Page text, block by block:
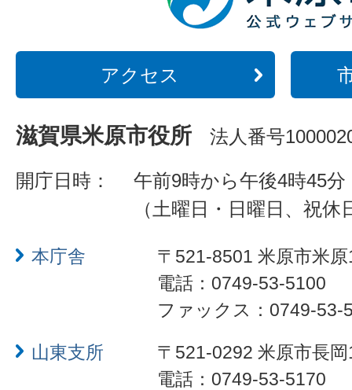
アクセス
滋賀県米原市役所 法人番号
開庁日時：
午前9時から午後4時45分
（土曜日・日曜日、祝
本庁舎
〒521-8501 米原市米
電話：0749-53-5100
ファックス：0749-53-
山東支所
〒521-0292 米原市長
電話：0749-53-5170